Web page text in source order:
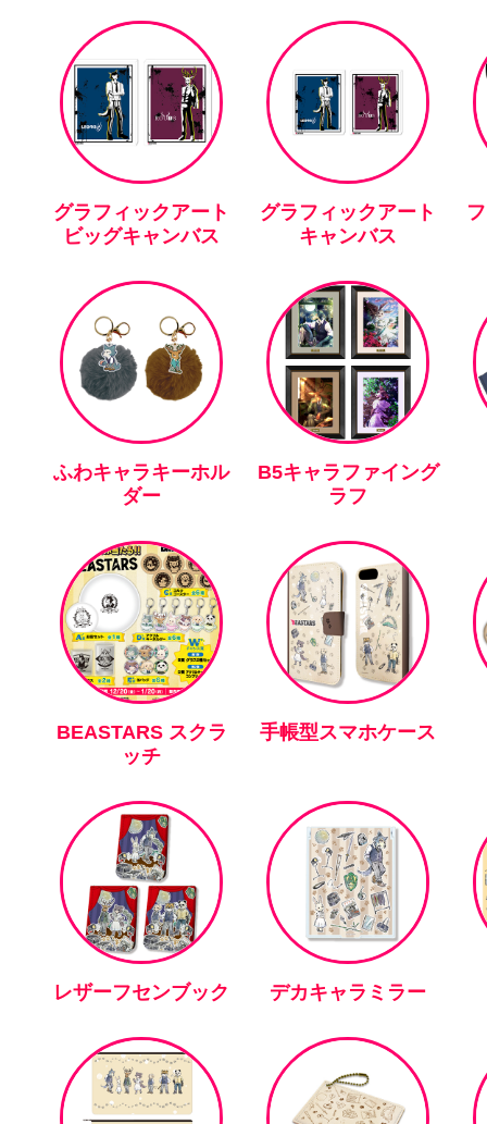
グラフィックアート
ビッグキャンバス
グラフィックアート
キャンバス
ふわキャラキーホル
ダー
B5キャラファイング
ラフ
BEASTARS スクラ
ッチ
手帳型スマホケース
レザーフセンブック デカキャラミラー